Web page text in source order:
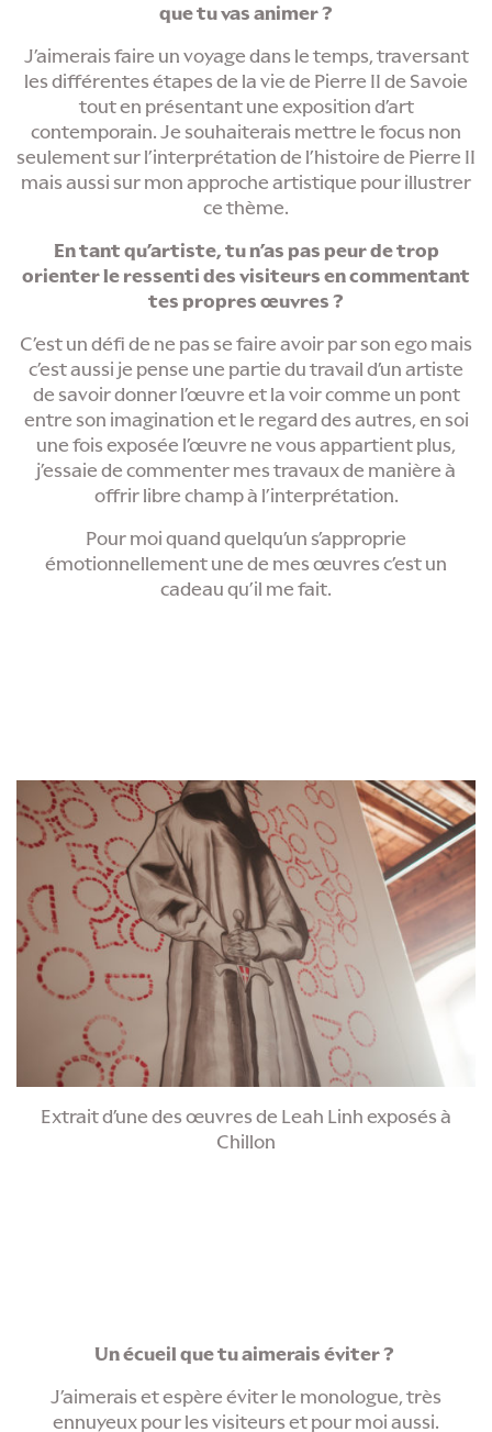
que tu vas animer ?
J’aimerais faire un voyage dans le temps, traversant
les différentes étapes de la vie de Pierre II de Savoie
tout en présentant une exposition d’art
contemporain. Je souhaiterais mettre le focus non
seulement sur l’interprétation de l’histoire de Pierre II
mais aussi sur mon approche artistique pour illustrer
ce thème.
En tant qu’artiste, tu n’as pas peur de trop
orienter le ressenti des visiteurs en commentant
tes propres œuvres ?
C’est un défi de ne pas se faire avoir par son ego mais
c’est aussi je pense une partie du travail d’un artiste
de savoir donner l’œuvre et la voir comme un pont
entre son imagination et le regard des autres, en soi
une fois exposée l’œuvre ne vous appartient plus,
j’essaie de commenter mes travaux de manière à
offrir libre champ à l’interprétation.
Pour moi quand quelqu’un s’approprie
émotionnellement une de mes œuvres c’est un
cadeau qu’il me fait.
Extrait d’une des œuvres de Leah Linh exposés à
Chillon
Un écueil que tu aimerais éviter ?
J’aimerais et espère éviter le monologue, très
ennuyeux pour les visiteurs et pour moi aussi.